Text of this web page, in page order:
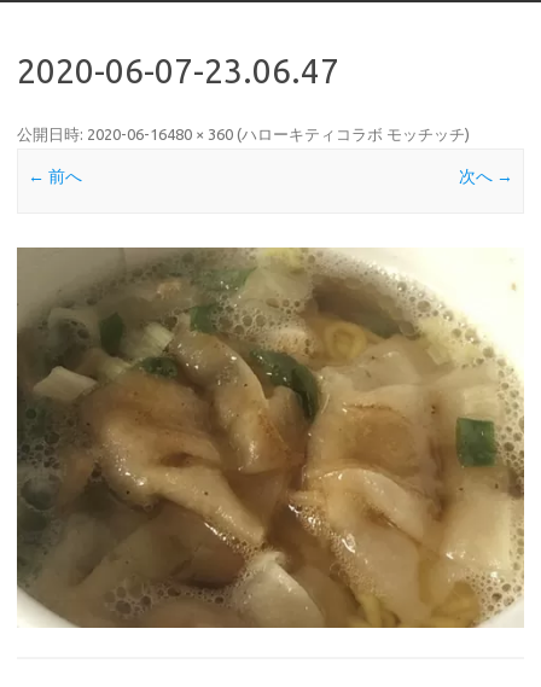
2020-06-07-23.06.47
公開日時: 2020-06-16480 × 360 (ハローキティコラボ モッチッチ)
← 前へ 次へ →